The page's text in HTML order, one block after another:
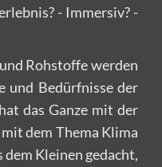
- Immersiv? -
Rohstoffe werden
und Bedürfnisse der
das Ganze mit der
dem Thema Klima
Kleinen gedacht,